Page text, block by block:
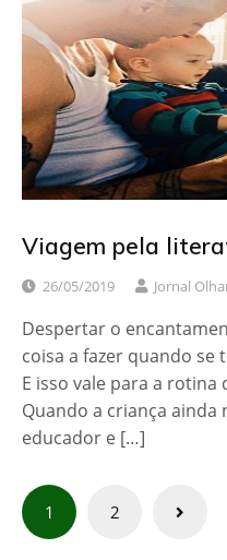
Viagem pela
26/05/2019 Jornal
Despertar o
coisa a fazer quando
E isso vale para a
Quando a criança ainda
educador e […]
Paginação
de
1 2